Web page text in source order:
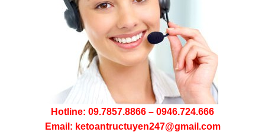
Hotline: 09.7857.8866 – 0946.724.666
Email: ketoantructuyen247@gmail.com